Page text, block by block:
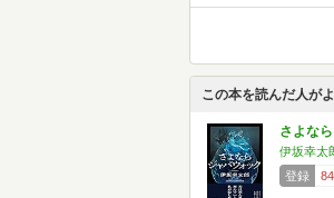
この本を読んだ人が
さよな
伊坂幸太
登録